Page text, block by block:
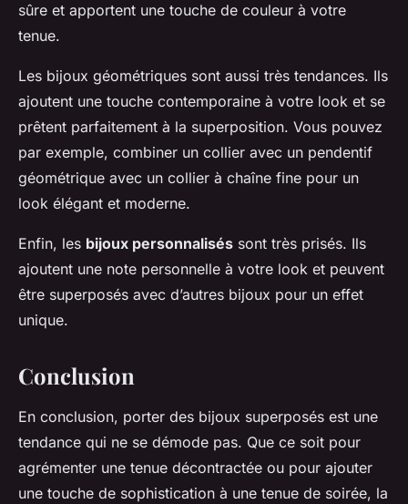
sûre et apportent une touche de couleur à votre
tenue.
Les bijoux géométriques sont aussi très tendances. Ils
ajoutent une touche contemporaine à votre look et se
prêtent parfaitement à la superposition. Vous pouvez
par exemple, combiner un collier avec un pendentif
géométrique avec un collier à chaîne fine pour un
look élégant et moderne.
Enfin, les bijoux personnalisés sont très prisés. Ils
ajoutent une note personnelle à votre look et peuvent
être superposés avec d’autres bijoux pour un effet
unique.
Conclusion
En conclusion, porter des bijoux superposés est une
tendance qui ne se démode pas. Que ce soit pour
agrémenter une tenue décontractée ou pour ajouter
une touche de sophistication à une tenue de soirée, la